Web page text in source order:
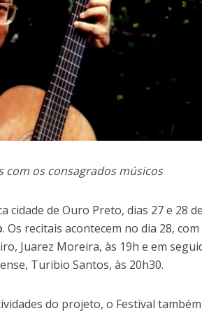
os consagrados músicos
cidade de Ouro Preto, dias 27 e 28 de
. Os recitais acontecem no dia 28, com
Juarez Moreira, às 19h e em
Turibio Santos, às 20h30.
do projeto, o Festival também